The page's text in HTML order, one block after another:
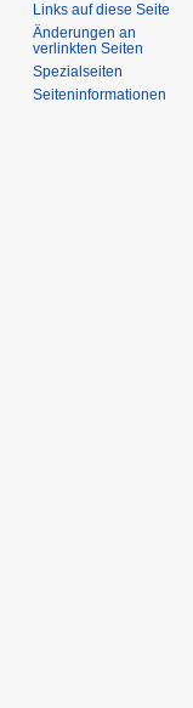
Links auf diese Seite
Änderungen an
verlinkten Seiten
Spezialseiten
Seiten­­informationen